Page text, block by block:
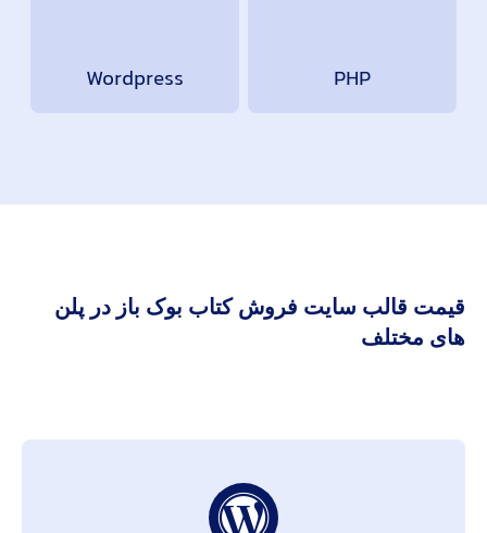
PHP
Wordpress
قیمت قالب سایت فروش کتاب بوک باز در پلن
های مختلف